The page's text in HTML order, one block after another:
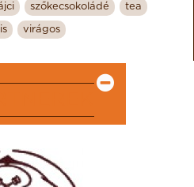
szőkecsokoládé tea
virágos